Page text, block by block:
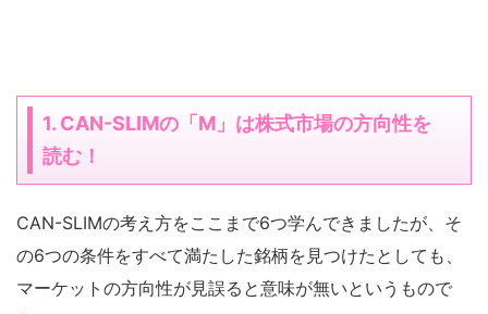
1. CAN-SLIMの「M」は株式市場の方向性を
読む！
CAN-SLIMの考え方をここまで6つ学んできましたが、そ
の6つの条件をすべて満たした銘柄を見つけたとしても、
マーケットの方向性が見誤ると意味が無いというもので